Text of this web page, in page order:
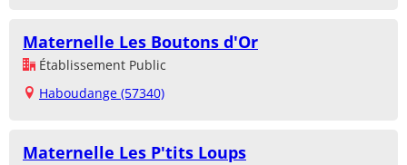
Maternelle Les Boutons d'Or
Établissement Public
Haboudange (57340)
Maternelle Les P'tits Loups